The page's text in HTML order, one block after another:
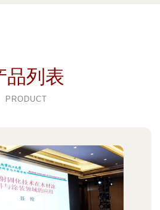
品列表
PRODUCT